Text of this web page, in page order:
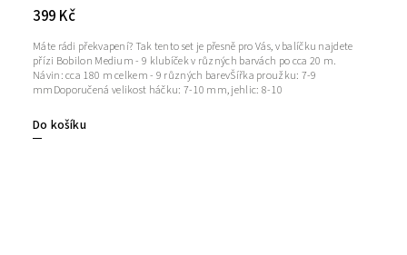
399 Kč
Do košíku
Máte rádi překvapení? Tak tento set je přesně pro Vás, v balíčku najdete
přízi Bobilon Medium - 9 klubíček v různých barvách po cca 20 m.
Návin: cca 180 m celkem - 9 různých barevŠířka proužku: 7-9
mmDoporučená velikost háčku: 7-10 mm, jehlic: 8-10